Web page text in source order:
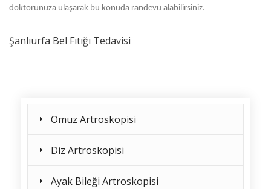
doktorunuza ulaşarak bu konuda randevu alabilirsiniz.
Şanlıurfa Bel Fıtığı Tedavisi
Omuz Artroskopisi
Diz Artroskopisi
Ayak Bileği Artroskopisi